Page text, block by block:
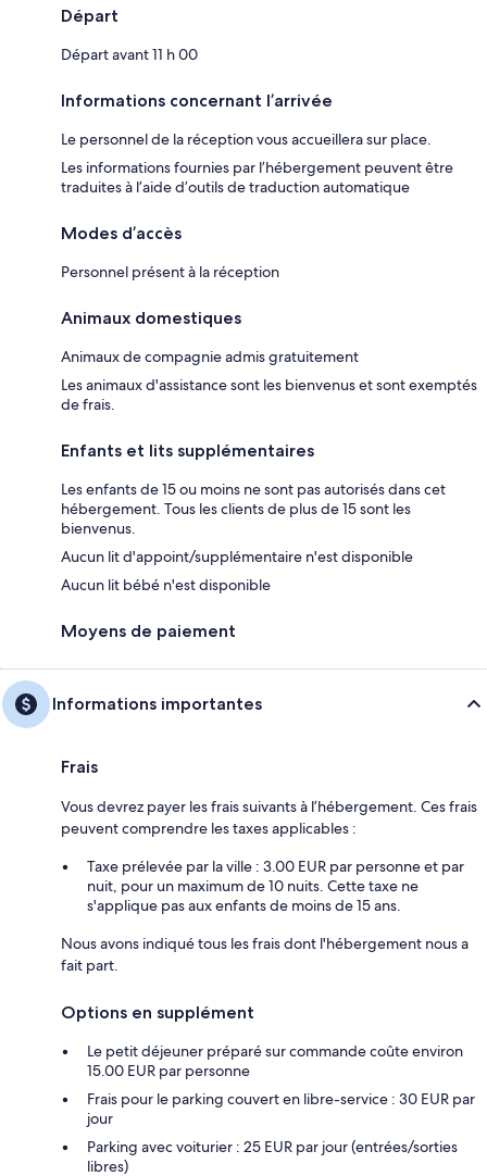
Départ
Départ avant 11 h 00
Informations concernant l’arrivée
Le personnel de la réception vous accueillera sur place.
Les informations fournies par l’hébergement peuvent être
traduites à l’aide d’outils de traduction automatique
Modes d’accès
Personnel présent à la réception
Animaux domestiques
Animaux de compagnie admis gratuitement
Les animaux d'assistance sont les bienvenus et sont exemptés
de frais.
Enfants et lits supplémentaires
Les enfants de 15 ou moins ne sont pas autorisés dans cet
hébergement. Tous les clients de plus de 15 sont les
bienvenus.
Aucun lit d'appoint/supplémentaire n'est disponible
Aucun lit bébé n'est disponible
Moyens de paiement
Informations importantes
Frais
Vous devrez payer les frais suivants à l’hébergement. Ces frais
peuvent comprendre les taxes applicables :
Taxe prélevée par la ville : 3.00 EUR par personne et par
nuit, pour un maximum de 10 nuits. Cette taxe ne
s'applique pas aux enfants de moins de 15 ans.
Nous avons indiqué tous les frais dont l'hébergement nous a
fait part.
Options en supplément
Le petit déjeuner préparé sur commande coûte environ
15.00 EUR par personne
Frais pour le parking couvert en libre-service : 30 EUR par
jour
Parking avec voiturier : 25 EUR par jour (entrées/sorties
libres)